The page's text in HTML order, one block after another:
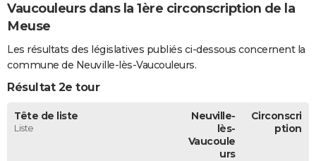
Vaucouleurs dans la 1ère circonscription de la
Meuse
Les résultats des législatives publiés ci-dessous concernent la
commune de Neuville-lès-Vaucouleurs.
Résultat 2e tour
Tête de liste
Liste
Neuville-
lès-
Vaucoule
urs
Circonscri
ption